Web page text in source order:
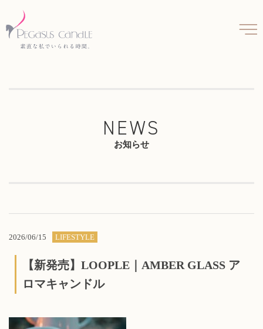
お知らせ
NEWS
2026/06/15 LIFESTYLE
【新発売】LOOPLE｜AMBER GLASS ア
ロマキャンドル